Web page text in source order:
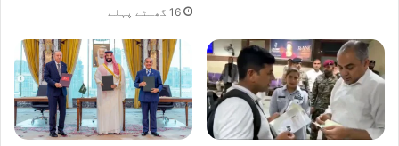
16 گھنٹے پہلے